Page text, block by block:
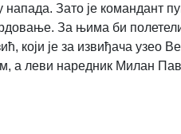
Зато је командант
За њима би полетели
који је за извиђача узео
а леви наредник Милан